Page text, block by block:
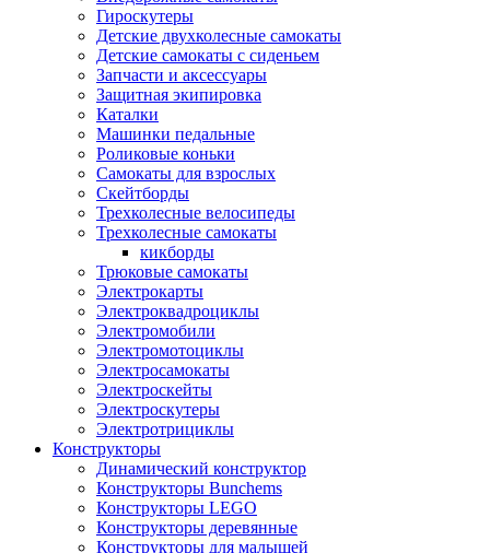
Гироскутеры
Детские двухколесные самокаты
Детские самокаты с сиденьем
Запчасти и аксессуары
Защитная экипировка
Каталки
Машинки педальные
Роликовые коньки
Самокаты для взрослых
Скейтборды
Трехколесные велосипеды
Трехколесные самокаты
кикборды
Трюковые самокаты
Электрокарты
Электроквадроциклы
Электромобили
Электромотоциклы
Электросамокаты
Электроскейты
Электроскутеры
Электротрициклы
Конструкторы
Динамический конструктор
Конструкторы Bunchems
Конструкторы LEGO
Конструкторы деревянные
Конструкторы для малышей